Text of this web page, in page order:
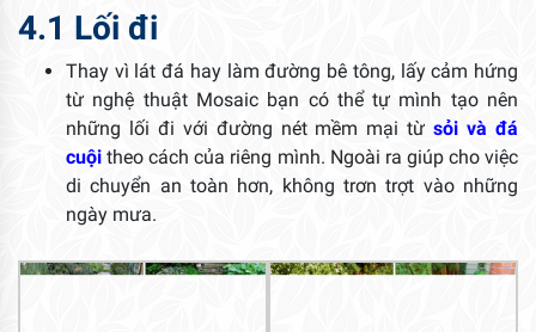
4.1 Lối đi
Thay vì lát đá hay làm đường bê tông, lấy cảm hứng
từ nghệ thuật Mosaic bạn có thể tự mình tạo nên
những lối đi với đường nét mềm mại từsỏi và đá
cuội theo cách của riêng mình. Ngoài ra giúp cho việc
di chuyển an toàn hơn, không trơn trợt vào những
ngày mưa.